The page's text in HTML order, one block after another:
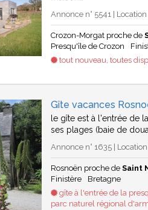
Annonce n° 5541 | Location
Crozon-Morgat proche de
Presqu'île de Crozon
tout nouveau, toutes
Gîte vacances
le gîte est à l'entrée de
ses plages (baie de
Annonce n° 1635 |
Rosnoën proche deSaint
Finistère
Bretagne
gîte à l'entrée de la
parc naturel régional